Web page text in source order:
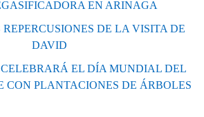
EN ARINAGA
DE LA VISITA DE
DAVID
EL DÍA MUNDIAL DEL
CON PLANTACIONES DE ÁRBOLES